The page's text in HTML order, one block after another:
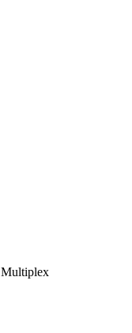
Multiplex